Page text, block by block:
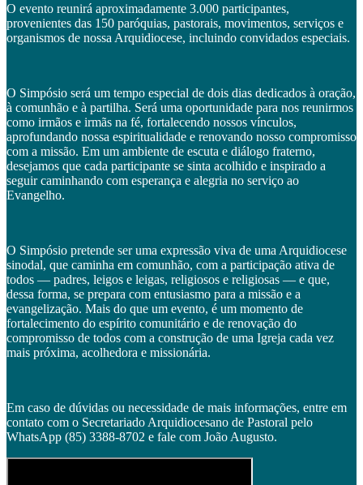
O evento reunirá aproximadamente 3.000 participantes,
provenientes das 150 paróquias, pastorais, movimentos, serviços e
organismos de nossa Arquidiocese, incluindo convidados especiais.
O Simpósio será um tempo especial de dois dias dedicados à oração,
à comunhão e à partilha. Será uma oportunidade para nos reunirmos
como irmãos e irmãs na fé, fortalecendo nossos vínculos,
aprofundando nossa espiritualidade e renovando nosso compromisso
com a missão. Em um ambiente de escuta e diálogo fraterno,
desejamos que cada participante se sinta acolhido e inspirado a
seguir caminhando com esperança e alegria no serviço ao
Evangelho.
O Simpósio pretende ser uma expressão viva de uma Arquidiocese
sinodal, que caminha em comunhão, com a participação ativa de
todos — padres, leigos e leigas, religiosos e religiosas — e que,
dessa forma, se prepara com entusiasmo para a missão e a
evangelização. Mais do que um evento, é um momento de
fortalecimento do espírito comunitário e de renovação do
compromisso de todos com a construção de uma Igreja cada vez
mais próxima, acolhedora e missionária.
Em caso de dúvidas ou necessidade de mais informações, entre em
contato com o Secretariado Arquidiocesano de Pastoral pelo
WhatsApp (85) 3388-8702 e fale com João Augusto.